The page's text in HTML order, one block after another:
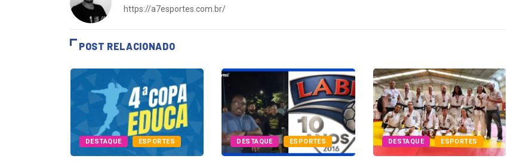
https://a7esportes.com.br/
POST RELACIONADO
DESTAQUE ESPORTES DESTAQUE ESPORTES DESTAQUE ESPORTES